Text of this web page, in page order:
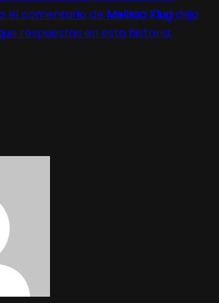
el comentario de Melissa Klugdeja
respuestas en esta historia.